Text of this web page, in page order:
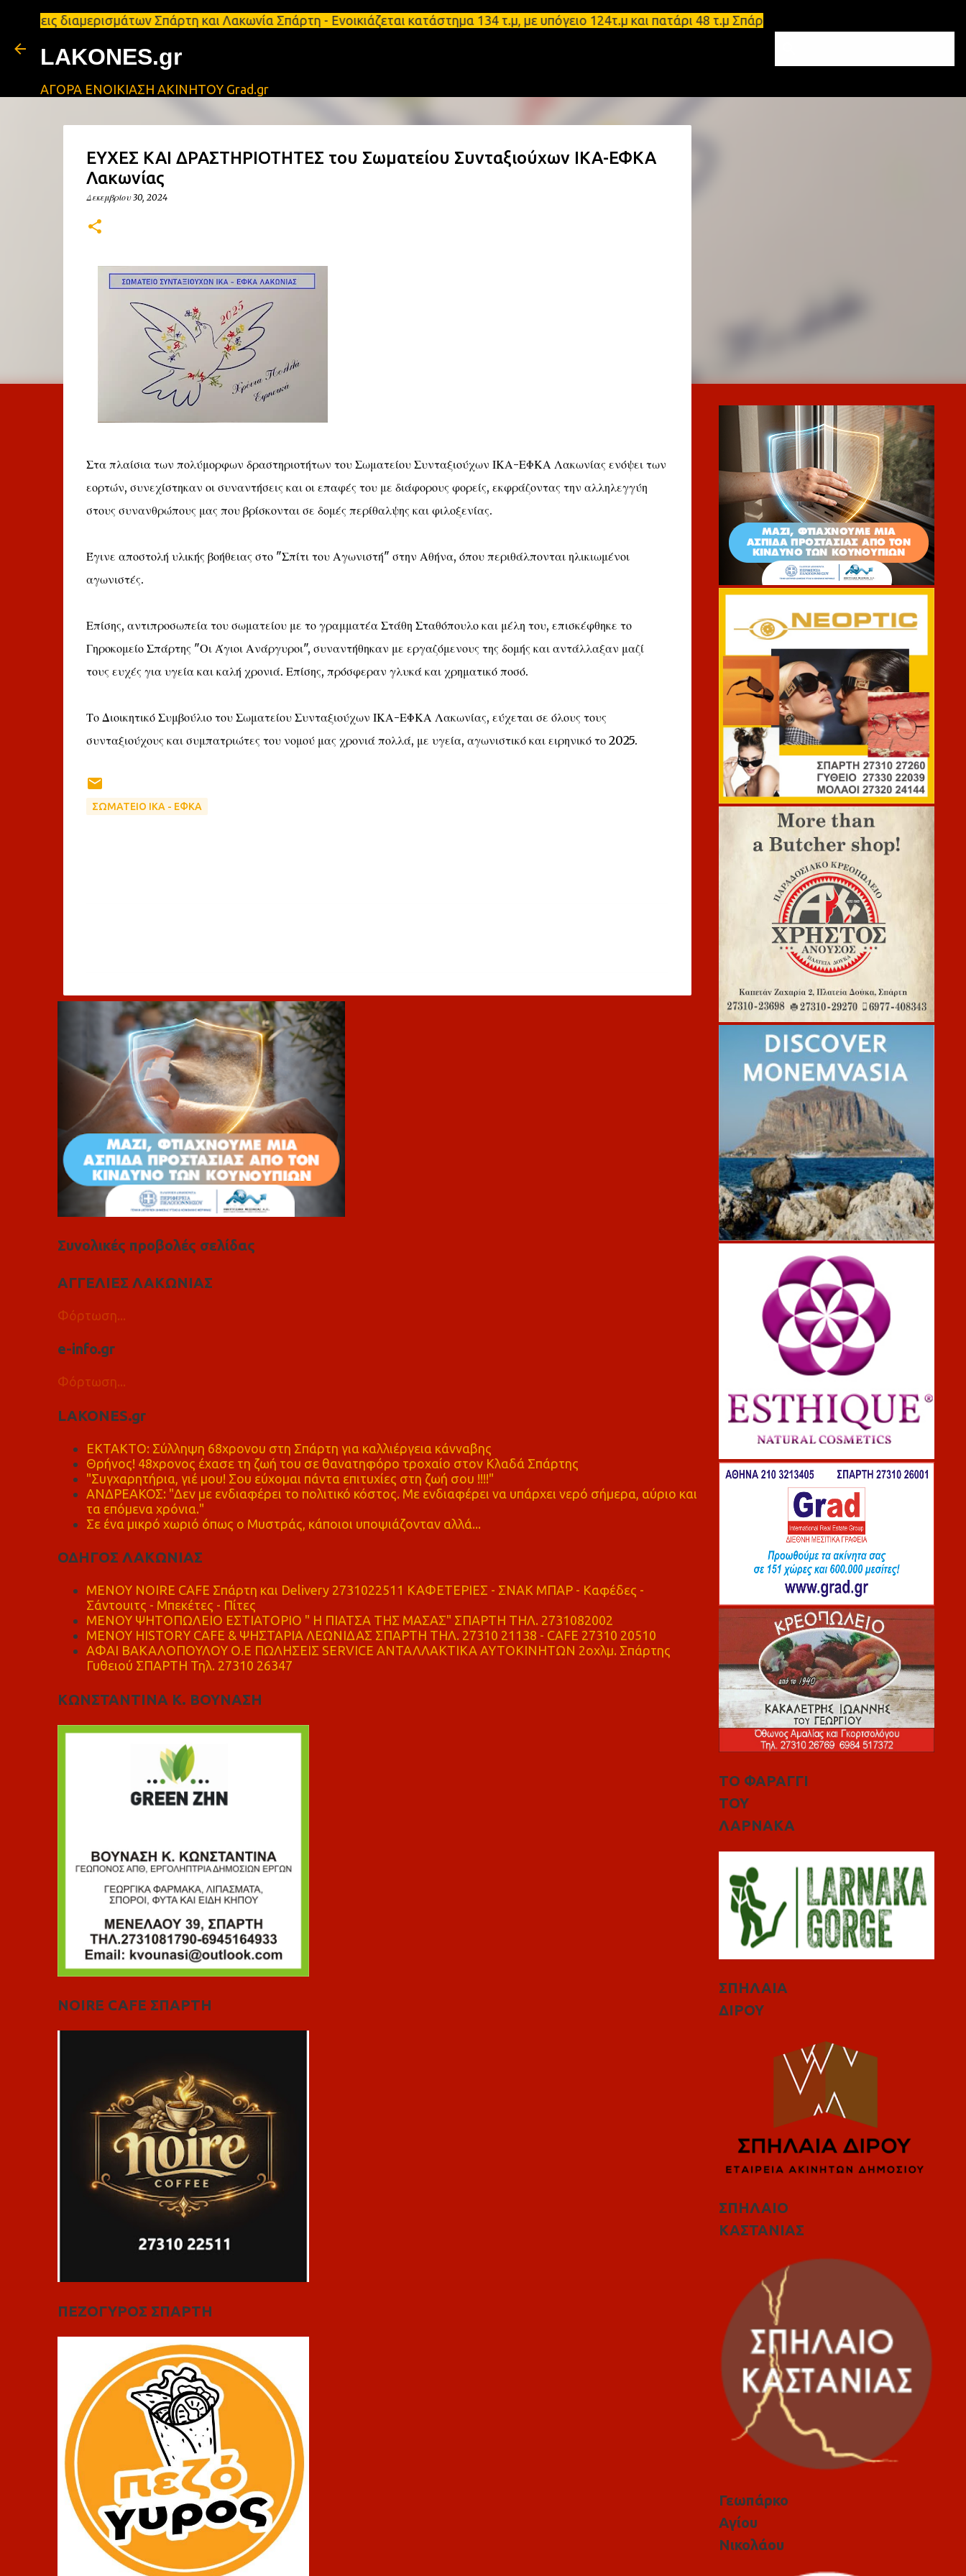
Μετάβαση στο κύριο περιεχόμενο
Σπάρτη και Λακωνία Σπάρτη - Ενοικιάζεται κατάστημα 134 τ.μ, με υπόγειο 124τ.μ και πατάρι 48 τ.μ Σπάρτη - Ενοικιάζεται
LAKONES.gr
ΑΓΟΡΑ ΕΝΟΙΚΙΑΣΗ ΑΚΙΝΗΤΟΥ Grad.gr
ΕΥΧΕΣ ΚΑΙ ΔΡΑΣΤΗΡΙΟΤΗΤΕΣ του Σωματείου Συνταξιούχων ΙΚΑ-ΕΦΚΑ
Λακωνίας
Δεκεμβρίου 30, 2024
Στα πλαίσια των πολύμορφων δραστηριοτήτων του Σωματείου Συνταξιούχων ΙΚΑ-ΕΦΚΑ Λακωνίας ενόψει των
εορτών, συνεχίστηκαν οι συναντήσεις και οι επαφές του με διάφορους φορείς, εκφράζοντας την αλληλεγγύη
στους συνανθρώπους μας που βρίσκονται σε δομές περίθαλψης και φιλοξενίας.
Έγινε αποστολή υλικής βοήθειας στο "Σπίτι του Αγωνιστή" στην Αθήνα, όπου περιθάλπονται ηλικιωμένοι
αγωνιστές.
Επίσης, αντιπροσωπεία του σωματείου με το γραμματέα Στάθη Σταθόπουλο και μέλη του, επισκέφθηκε το
Γηροκομείο Σπάρτης "Οι Άγιοι Ανάργυροι", συναντήθηκαν με εργαζόμενους της δομής και αντάλλαξαν μαζί
τους ευχές για υγεία και καλή χρονιά. Επίσης, πρόσφεραν γλυκά και χρηματικό ποσό.
Το Διοικητικό Συμβούλιο του Σωματείου Συνταξιούχων ΙΚΑ-ΕΦΚΑ Λακωνίας, εύχεται σε όλους τους
συνταξιούχους και συμπατριώτες του νομού μας χρονιά πολλά, με υγεία, αγωνιστικό και ειρηνικό το 2025.
ΣΩΜΑΤΕΙΟ ΙΚΑ - ΕΦΚΑ
λ
Συνολικές προβολές σελίδας
ΑΓΓΕΛΙΕΣ ΛΑΚΩΝΙΑΣ
Φόρτωση...
e-info.gr
Φόρτωση...
LAKONES.gr
ΕΚΤΑΚΤΟ: Σύλληψη 68χρονου στη Σπάρτη για καλλιέργεια κάνναβης
Θρήνος! 48χρονος έχασε τη ζωή του σε θανατηφόρο τροχαίο στον Κλαδά Σπάρτης
"Συγχαρητήρια, γιέ μου! Σου εύχομαι πάντα επιτυχίες στη ζωή σου !!!!"
ΑΝΔΡΕΑΚΟΣ: "Δεν με ενδιαφέρει το πολιτικό κόστος. Με ενδιαφέρει να υπάρχει νερό σήμερα, αύριο και
τα επόμενα χρόνια."
Σε ένα μικρό χωριό όπως ο Μυστράς, κάποιοι υποψιάζονταν αλλά...
ΟΔΗΓΟΣ ΛΑΚΩΝΙΑΣ
MENOY NOIRE CAFE Σπάρτη και Delivery 2731022511 ΚΑΦΕΤΕΡΙΕΣ - ΣΝΑΚ ΜΠΑΡ - Καφέδες -
Σάντουιτς - Μπεκέτες - Πίτες
ΜΕΝΟΥ ΨΗΤΟΠΩΛΕΙΟ ΕΣΤΙΑΤΟΡΙΟ " Η ΠΙΑΤΣΑ ΤΗΣ ΜΑΣΑΣ" ΣΠΑΡΤΗ ΤΗΛ. 2731082002
ΜΕΝΟΥ HISTORY CAFE & ΨΗΣΤΑΡΙΑ ΛΕΩΝΙΔΑΣ ΣΠΑΡΤΗ ΤΗΛ. 27310 21138 - CAFE 27310 20510
ΑΦΑΙ ΒΑΚΑΛΟΠΟΥΛΟΥ Ο.Ε ΠΩΛΗΣΕΙΣ SERVICE ΑΝΤΑΛΛΑΚΤΙΚΑ ΑΥΤΟΚΙΝΗΤΩΝ 2οχλμ. Σπάρτης
Γυθειού ΣΠΑΡΤΗ Τηλ. 27310 26347
ΚΩΝΣΤΑΝΤΙΝΑ Κ. ΒΟΥΝΑΣΗ
NOIRE CAFE ΣΠΑΡΤΗ
ΠΕΖΟΓΥΡΟΣ ΣΠΑΡΤΗ
ΤΟ ΦΑΡΑΓΓΙ
ΤΟΥ
ΛΑΡΝΑΚΑ
ΣΠΗΛΑΙΑ
ΔΙΡΟΥ
ΣΠΗΛΑΙΟ
ΚΑΣΤΑΝΙΑΣ
Γεωπάρκο
Αγίου
Νικολάου